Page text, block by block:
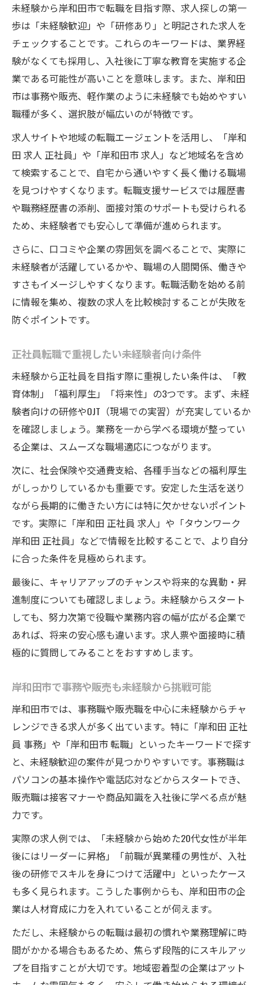
事務や軽作業など未経験歓迎求人の特徴
自分に合う未経験求人の見極め方と注意点
未経験から始める正社員転職の成功術
土日祝休みや残業少なめ求人の探し方
岸和田市で安心して未経験から働き始めるには
未経験者が岸和田市で働く際の心構えとは
岸和田市の生活環境と治安の実際を解説
未経験転職前に知りたい勤務条件の確認方
法
安心して働ける未経験歓迎企業の選び方
未経験者向けの研修やサポート体制の特徴
女性も活躍できる岸和田未経験転職のコツ
未経験女性におすすめの岸和田求人タイプ
女性が正社員転職で活躍できる職場の条件
子育てや家庭と両立しやすい未経験求人の
探し方
視点
女性活躍中の職場で未経験から始めるメリ
ット
未経験者が岸和田で長く働くための転職対策
未経験から長期就業を実現する企業選び
岸和田未経験転職で安定を得るための工夫
働きやすい未経験求人の福利厚生に注目
未経験者が定着しやすい職場の特徴とは
岸和田市の求人票で見落としがちな確認事
項
正社員デビューなら未経験歓迎の岸和田求人を
探そう
未経験から正社員デビューできる求人の選
び方
岸和田市で正社員初心者におすすめの職種
未経験歓迎求人で転職活動を有利に進める
コツ
正社員転職で未経験から活躍するための準
備
岸和田の未経験OK求人に多い勤務条件の特
徴
未経験から岸和田市で転職を目指す際、求人探しの第一
歩は「未経験歓迎」や「研修あり」と明記された求人を
チェックすることです。これらのキーワードは、業界経
験がなくても採用し、入社後に丁寧な教育を実施する企
業である可能性が高いことを意味します。また、岸和田
市は事務や販売、軽作業のように未経験でも始めやすい
職種が多く、選択肢が幅広いのが特徴です。
求人サイトや地域の転職エージェントを活用し、「岸和
田 求人 正社員」や「岸和田市 求人」など地域名を含め
て検索することで、自宅から通いやすく長く働ける職場
を見つけやすくなります。転職支援サービスでは履歴書
や職務経歴書の添削、面接対策のサポートも受けられる
ため、未経験者でも安心して準備が進められます。
さらに、口コミや企業の雰囲気を調べることで、実際に
未経験者が活躍しているかや、職場の人間関係、働きや
すさもイメージしやすくなります。転職活動を始める前
に情報を集め、複数の求人を比較検討することが失敗を
防ぐポイントです。
正社員転職で重視したい未経験者向け条件
未経験から正社員を目指す際に重視したい条件は、「教
育体制」「福利厚生」「将来性」の3つです。まず、未経
験者向けの研修やOJT（現場での実習）が充実しているか
を確認しましょう。業務を一から学べる環境が整ってい
る企業は、スムーズな職場適応につながります。
次に、社会保険や交通費支給、各種手当などの福利厚生
がしっかりしているかも重要です。安定した生活を送り
ながら長期的に働きたい方には特に欠かせないポイント
です。実際に「岸和田 正社員 求人」や「タウンワーク
岸和田 正社員」などで情報を比較することで、より自分
に合った条件を見極められます。
最後に、キャリアアップのチャンスや将来的な異動・昇
進制度についても確認しましょう。未経験からスタート
しても、努力次第で役職や業務内容の幅が広がる企業で
あれば、将来の安心感も違います。求人票や面接時に積
極的に質問してみることをおすすめします。
岸和田市で事務や販売も未経験から挑戦可能
岸和田市では、事務職や販売職を中心に未経験からチャ
レンジできる求人が多く出ています。特に「岸和田 正社
員 事務」や「岸和田市 転職」といったキーワードで探す
と、未経験歓迎の案件が見つかりやすいです。事務職は
パソコンの基本操作や電話応対などからスタートでき、
販売職は接客マナーや商品知識を入社後に学べる点が魅
力です。
実際の求人例では、「未経験から始めた20代女性が半年
後にはリーダーに昇格」「前職が異業種の男性が、入社
後の研修でスキルを身につけて活躍中」といったケース
も多く見られます。こうした事例からも、岸和田市の企
業は人材育成に力を入れていることが伺えます。
ただし、未経験からの転職は最初の慣れや業務理解に時
間がかかる場合もあるため、焦らず段階的にスキルアッ
プを目指すことが大切です。地域密着型の企業はアット